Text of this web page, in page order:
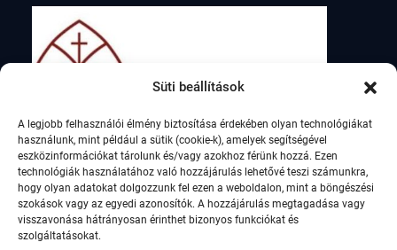
Süti beállítások
A legjobb felhasználói élmény biztosítása érdekében olyan technológiákat
használunk, mint például a sütik (cookie-k), amelyek segítségével
eszközinformációkat tárolunk és/vagy azokhoz férünk hozzá. Ezen
technológiák használatához való hozzájárulás lehetővé teszi számunkra,
hogy olyan adatokat dolgozzunk fel ezen a weboldalon, mint a böngészési
szokások vagy az egyedi azonosítók. A hozzájárulás megtagadása vagy
visszavonása hátrányosan érinthet bizonyos funkciókat és
szolgáltatásokat.